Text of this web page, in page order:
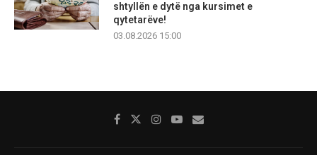
shtyllën e dytë nga kursimet e
qytetarëve!
03.08.2026 15:00